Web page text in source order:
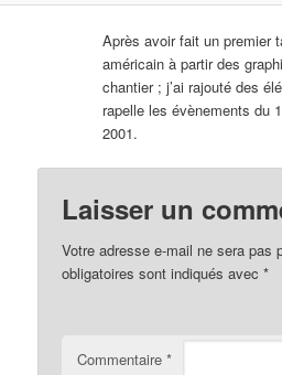
Après avoir fait un premier
américain à partir des
chantier ; j’ai rajouté des
rapelle les évènements du
2001.
Laisser un
Votre adresse e-mail ne sera pas
obligatoires sont indiqués avec*
Commentaire*